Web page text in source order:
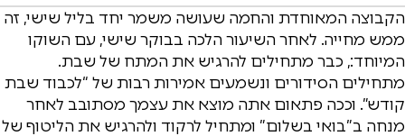
הקבוצה המאוחדת והחמה שעושה משמר יחד בליל שישי, זה
ממש מחייה. לאחר השיעור הלכה בבוקר שישי, עם השוקו
המיוחד:, כבר מתחילים להרגיש את המתח של שבת.
מתחילים הסידורים ונשמעים אמירות רבות של “לכבוד שבת
קודש”. וככה פתאום אתה מוצא את עצמך מסתובב לאחר
מנחה ב”בואי בשלום” ומתחיל לרקוד ולהרגיש את הליטוף של